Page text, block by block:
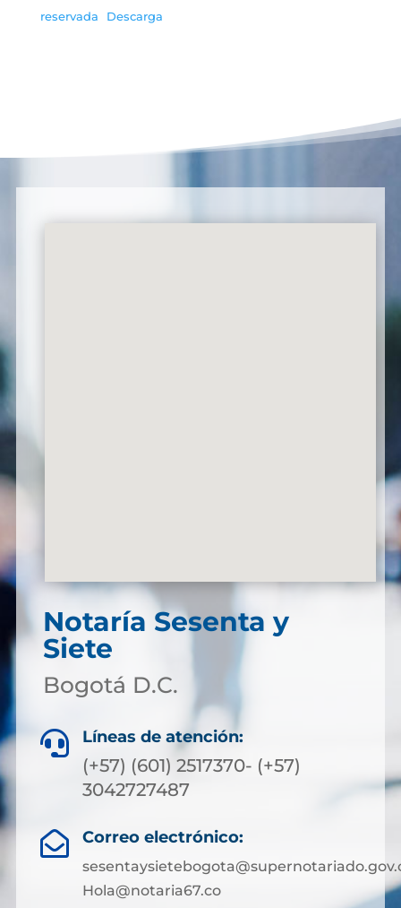
reservada
Descarga
Notaría Sesenta y
Siete
Bogotá D.C.
 Líneas de atención:
(+57) (601) 2517370- (+57)
3042727487
 Correo electrónico:
Hola@notaria67.co